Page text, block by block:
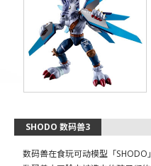
SHODO 数码兽3
数码兽在食玩可动模型「SHODO